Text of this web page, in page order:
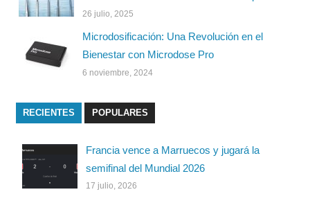
26 julio, 2025
Microdosificación: Una Revolución en el
Bienestar con Microdose Pro
6 noviembre, 2024
RECIENTES POPULARES
Francia vence a Marruecos y jugará la
semifinal del Mundial 2026
17 julio, 2026